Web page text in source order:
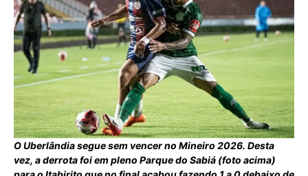
O Uberlândia segue sem vencer no Mineiro 2026. Desta
vez, a derrota foi em pleno Parque do Sabiá (foto acima)